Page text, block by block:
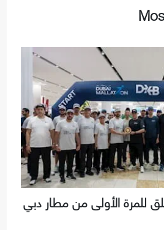
للمرة الأولى من مطار دبي